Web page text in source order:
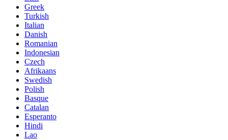
Greek
Turkish
Italian
Danish
Romanian
Indonesian
Czech
Afrikaans
Swedish
Polish
Basque
Catalan
Esperanto
Hindi
Lao